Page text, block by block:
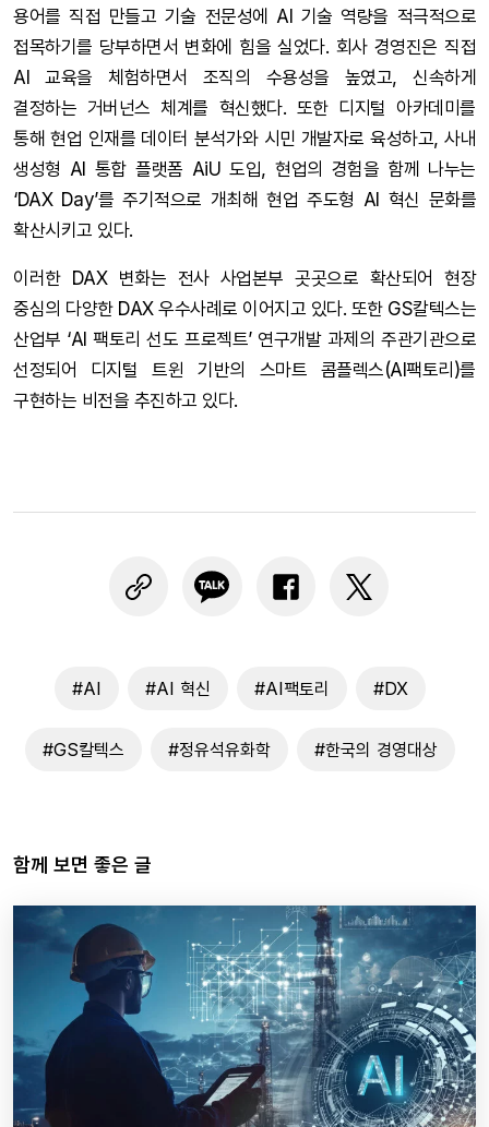
용어를 직접 만들고 기술 전문성에 AI 기술 역량을 적극적으로
접목하기를 당부하면서 변화에 힘을 실었다. 회사 경영진은 직접
AI 교육을 체험하면서 조직의 수용성을 높였고, 신속하게
결정하는 거버넌스 체계를 혁신했다. 또한 디지털 아카데미를
통해 현업 인재를 데이터 분석가와 시민 개발자로 육성하고, 사내
생성형 AI 통합 플랫폼 AiU 도입, 현업의 경험을 함께 나누는
‘DAX Day’를 주기적으로 개최해 현업 주도형 AI 혁신 문화를
확산시키고 있다.
이러한 DAX 변화는 전사 사업본부 곳곳으로 확산되어 현장
중심의 다양한 DAX 우수사례로 이어지고 있다. 또한 GS칼텍스는
산업부 ‘AI 팩토리 선도 프로젝트’ 연구개발 과제의 주관기관으로
선정되어 디지털 트윈 기반의 스마트 콤플렉스(AI팩토리)를
구현하는 비전을 추진하고 있다.
#AI #AI 혁신 #AI팩토리 #DX
#GS칼텍스 #정유석유화학 #한국의 경영대상
함께 보면 좋은 글